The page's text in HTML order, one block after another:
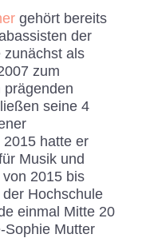
gehört bereits
der
zunächst als
zum
prägenden
seine 4
hatte er
Musik und
2015 bis
Hochschule
einmal Mitte 20
Sophie Mutter